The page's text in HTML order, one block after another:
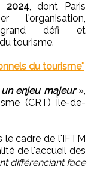
2024, dont Paris
l'organisation,
grand défi et
tourisme.
du tourisme"
un enjeu majeur»,
(CRT) Île-de-
le cadre de l'IFTM
de l'accueil des
différenciant face